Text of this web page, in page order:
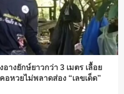
างยักษ์ยาวกว่า 3 เมตร เลื้อย
หวยไม่พลาดส่อง “เลขเด็ด”